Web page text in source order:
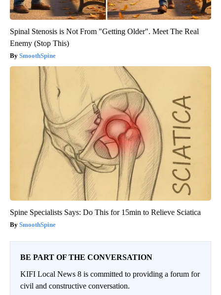
Spinal Stenosis is Not From "Getting Older". Meet The Real
Enemy (Stop This)
SmoothSpine
Spine Specialists Says: Do This for 15min to Relieve Sciatica
SmoothSpine
BE PART OF THE CONVERSATION
KIFI Local News 8 is committed to providing a forum for
civil and constructive conversation.